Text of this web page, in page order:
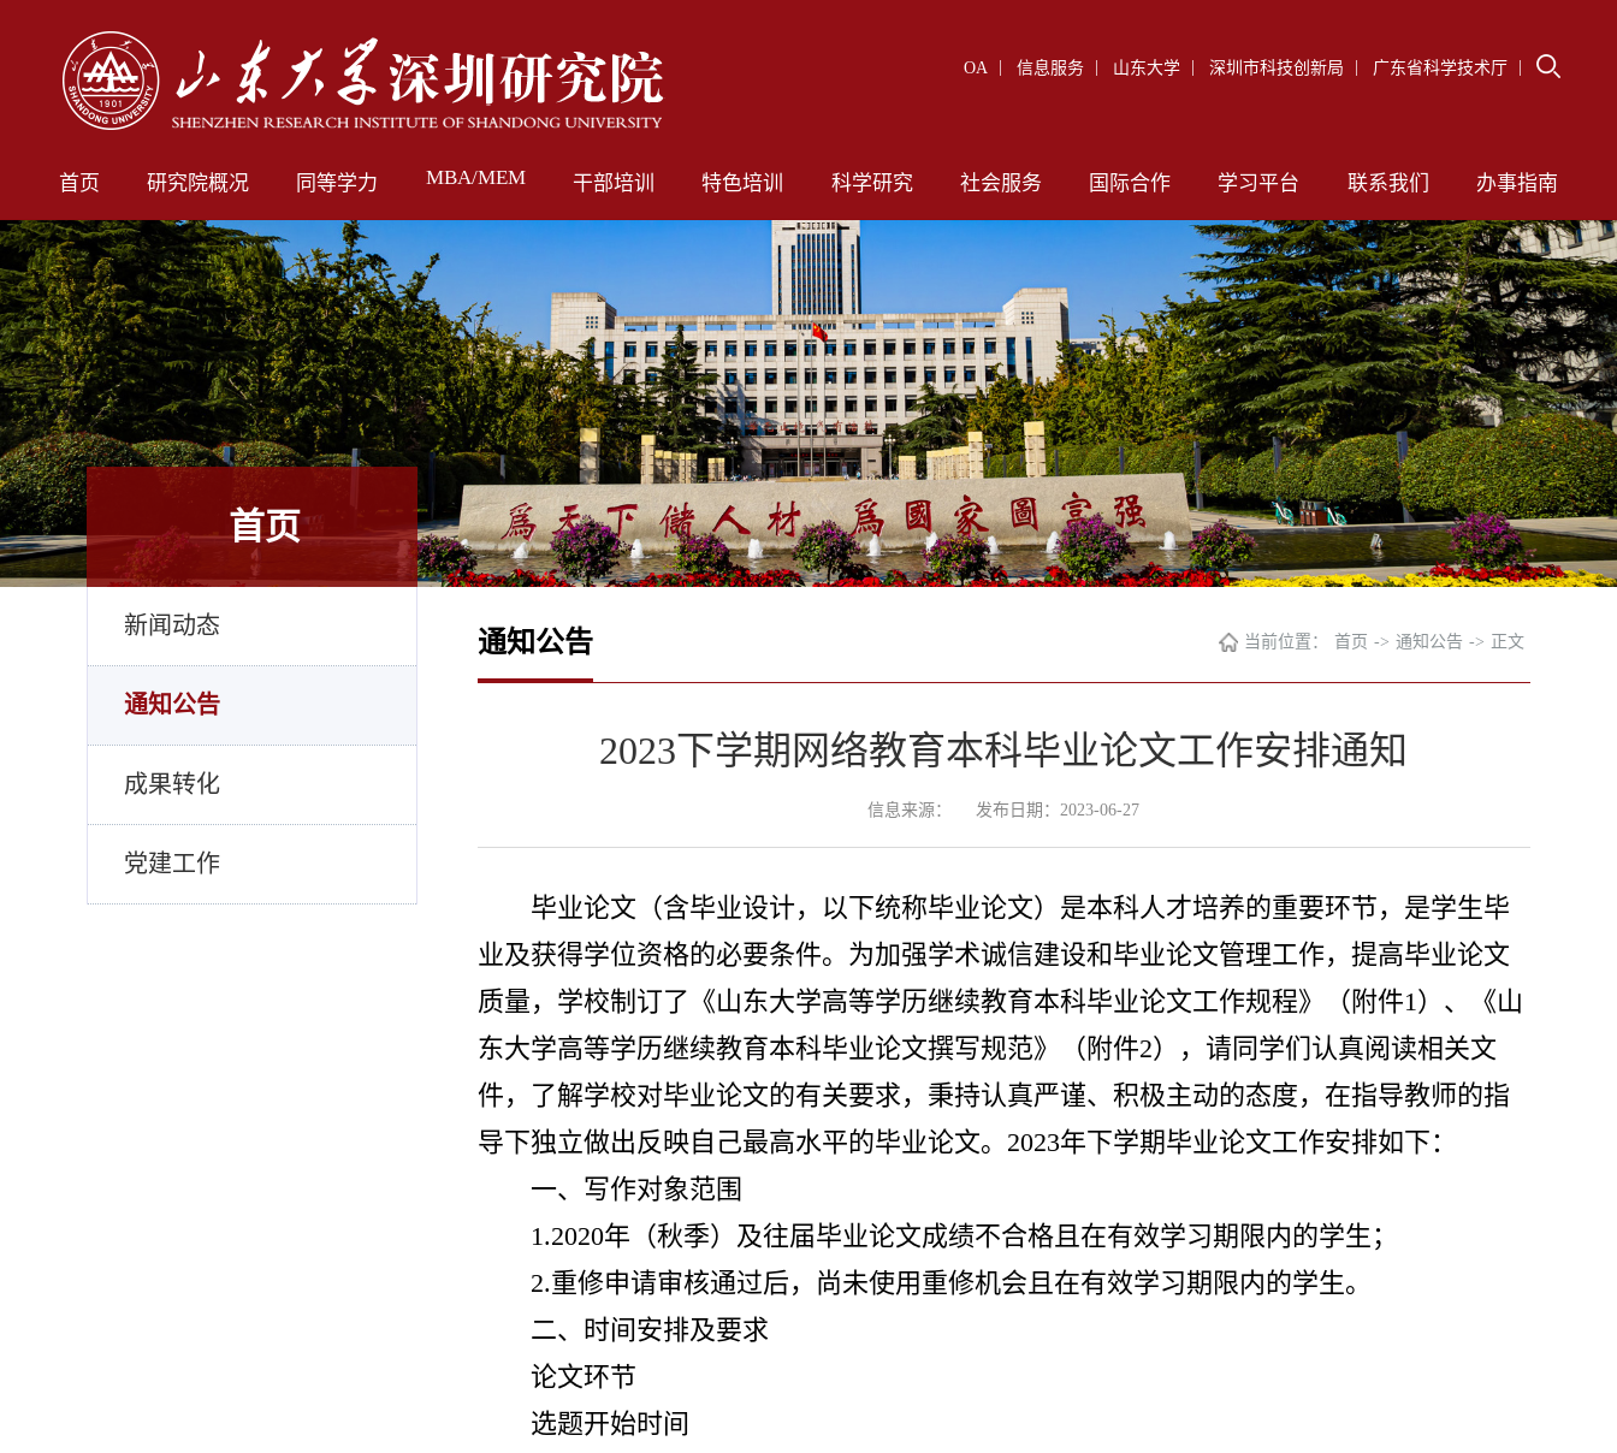
OA 信息服务 山东大学 深圳市科技创新局 广东省科学技术厅
首页 研究院概况 同等学力 MBA/MEM 干部培训 特色培训 科学研究 社会服务 国际合作 学习平台 联系我们 办事指南
首页
新闻动态
通知公告
成果转化
党建工作
通知公告 当前位置： 首页 -> 通知公告 -> 正文
2023下学期网络教育本科毕业论文工作安排通知
信息来源： 发布日期：2023-06-27
毕业论文（含毕业设计，以下统称毕业论文）是本科人才培养的重要环节，是学生毕
业及获得学位资格的必要条件。为加强学术诚信建设和毕业论文管理工作，提高毕业论文
质量，学校制订了《山东大学高等学历继续教育本科毕业论文工作规程》（附件1）、《山
东大学高等学历继续教育本科毕业论文撰写规范》（附件2），请同学们认真阅读相关文
件，了解学校对毕业论文的有关要求，秉持认真严谨、积极主动的态度，在指导教师的指
导下独立做出反映自己最高水平的毕业论文。2023年下学期毕业论文工作安排如下：
一、写作对象范围
1.2020年（秋季）及往届毕业论文成绩不合格且在有效学习期限内的学生；
2.重修申请审核通过后，尚未使用重修机会且在有效学习期限内的学生。
二、时间安排及要求
论文环节
选题开始时间